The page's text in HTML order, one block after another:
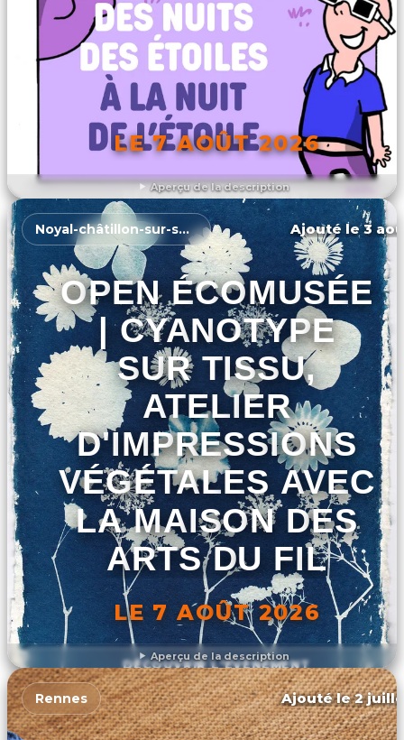
Aperçu de la description
LE 7 AOÛT 2026
DÉCOUVRIR L'ÉVÉNEMENT
Aperçu de la description
Noyal-châtillon-sur-seiche Ajouté le 3
OPEN ÉCOMUSÉE
| CYANOTYPE
SUR TISSU,
ATELIER
D'IMPRESSIONS
VÉGÉTALES AVEC
LA MAISON DES
ARTS DU FIL
LE 7 AOÛT 2026
DÉCOUVRIR L'ÉVÉNEMENT
Rennes Ajouté le 2